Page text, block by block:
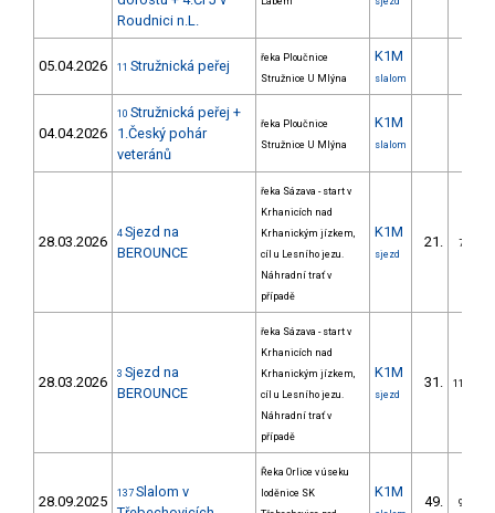
Roudnici n.L.
05.04.2026 11 Stružnická peřej
řeka Ploučnice
Stružnice U Mlýna
K1M
slalom
04.04.2026
10 Stružnická peřej +
1.Český pohár
veteránů
řeka Ploučnice
Stružnice U Mlýna
K1M
slalom
28.03.2026 4 Sjezd na
BEROUNCE
řeka Sázava - start v
Krhanicích nad
Krhanickým jízkem,
cíl u Lesního jezu.
Náhradní trať v
případě
K1M
sjezd
21. 7/DM
28.03.2026 3 Sjezd na
BEROUNCE
řeka Sázava - start v
Krhanicích nad
Krhanickým jízkem,
cíl u Lesního jezu.
Náhradní trať v
případě
K1M
sjezd
31. 11/DM
28.09.2025 137 Slalom v
Řeka Orlice v úseku
loděnice SK
K1M
49. 9/DM